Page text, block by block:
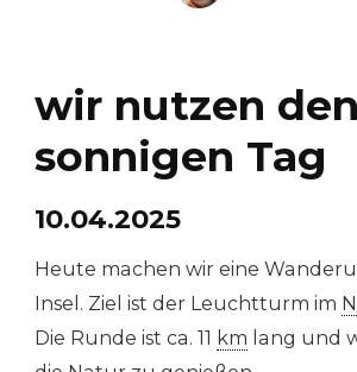
wir nutzen den
sonnigen Tag
10.04.2025
Heute machen wir eine
Insel. Ziel ist der Leuchtturm im
Die Runde ist ca. 11 km lang und